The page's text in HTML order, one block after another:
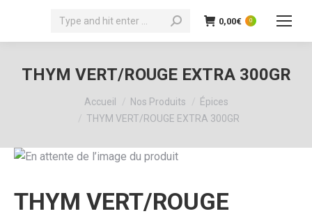
Recherche
0,00€ 0
THYM VERT/ROUGE EXTRA 300GR
Accueil Nos Produits
Épices
THYM VERT/ROUGE EXTRA 300GR
THYM VERT/ROUGE